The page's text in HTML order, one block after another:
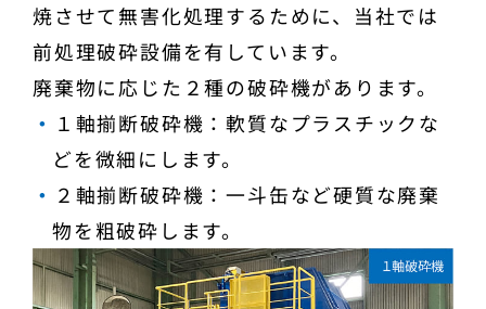
焼させて無害化処理するために、当社では
前処理破砕設備を有しています。
廃棄物に応じた２種の破砕機があります。
・ １軸揃断破砕機：軟質なプラスチックな
どを微細にします。
・ ２軸揃断破砕機：一斗缶など硬質な廃棄
物を粗破砕します。